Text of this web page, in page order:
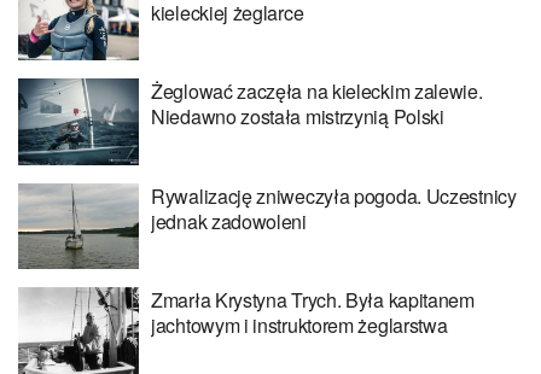
kieleckiej żeglarce
Żeglować zaczęła na kieleckim zalewie.
Niedawno została mistrzynią Polski
Rywalizację zniweczyła pogoda. Uczestnicy
jednak zadowoleni
Zmarła Krystyna Trych. Była kapitanem
jachtowym i instruktorem żeglarstwa